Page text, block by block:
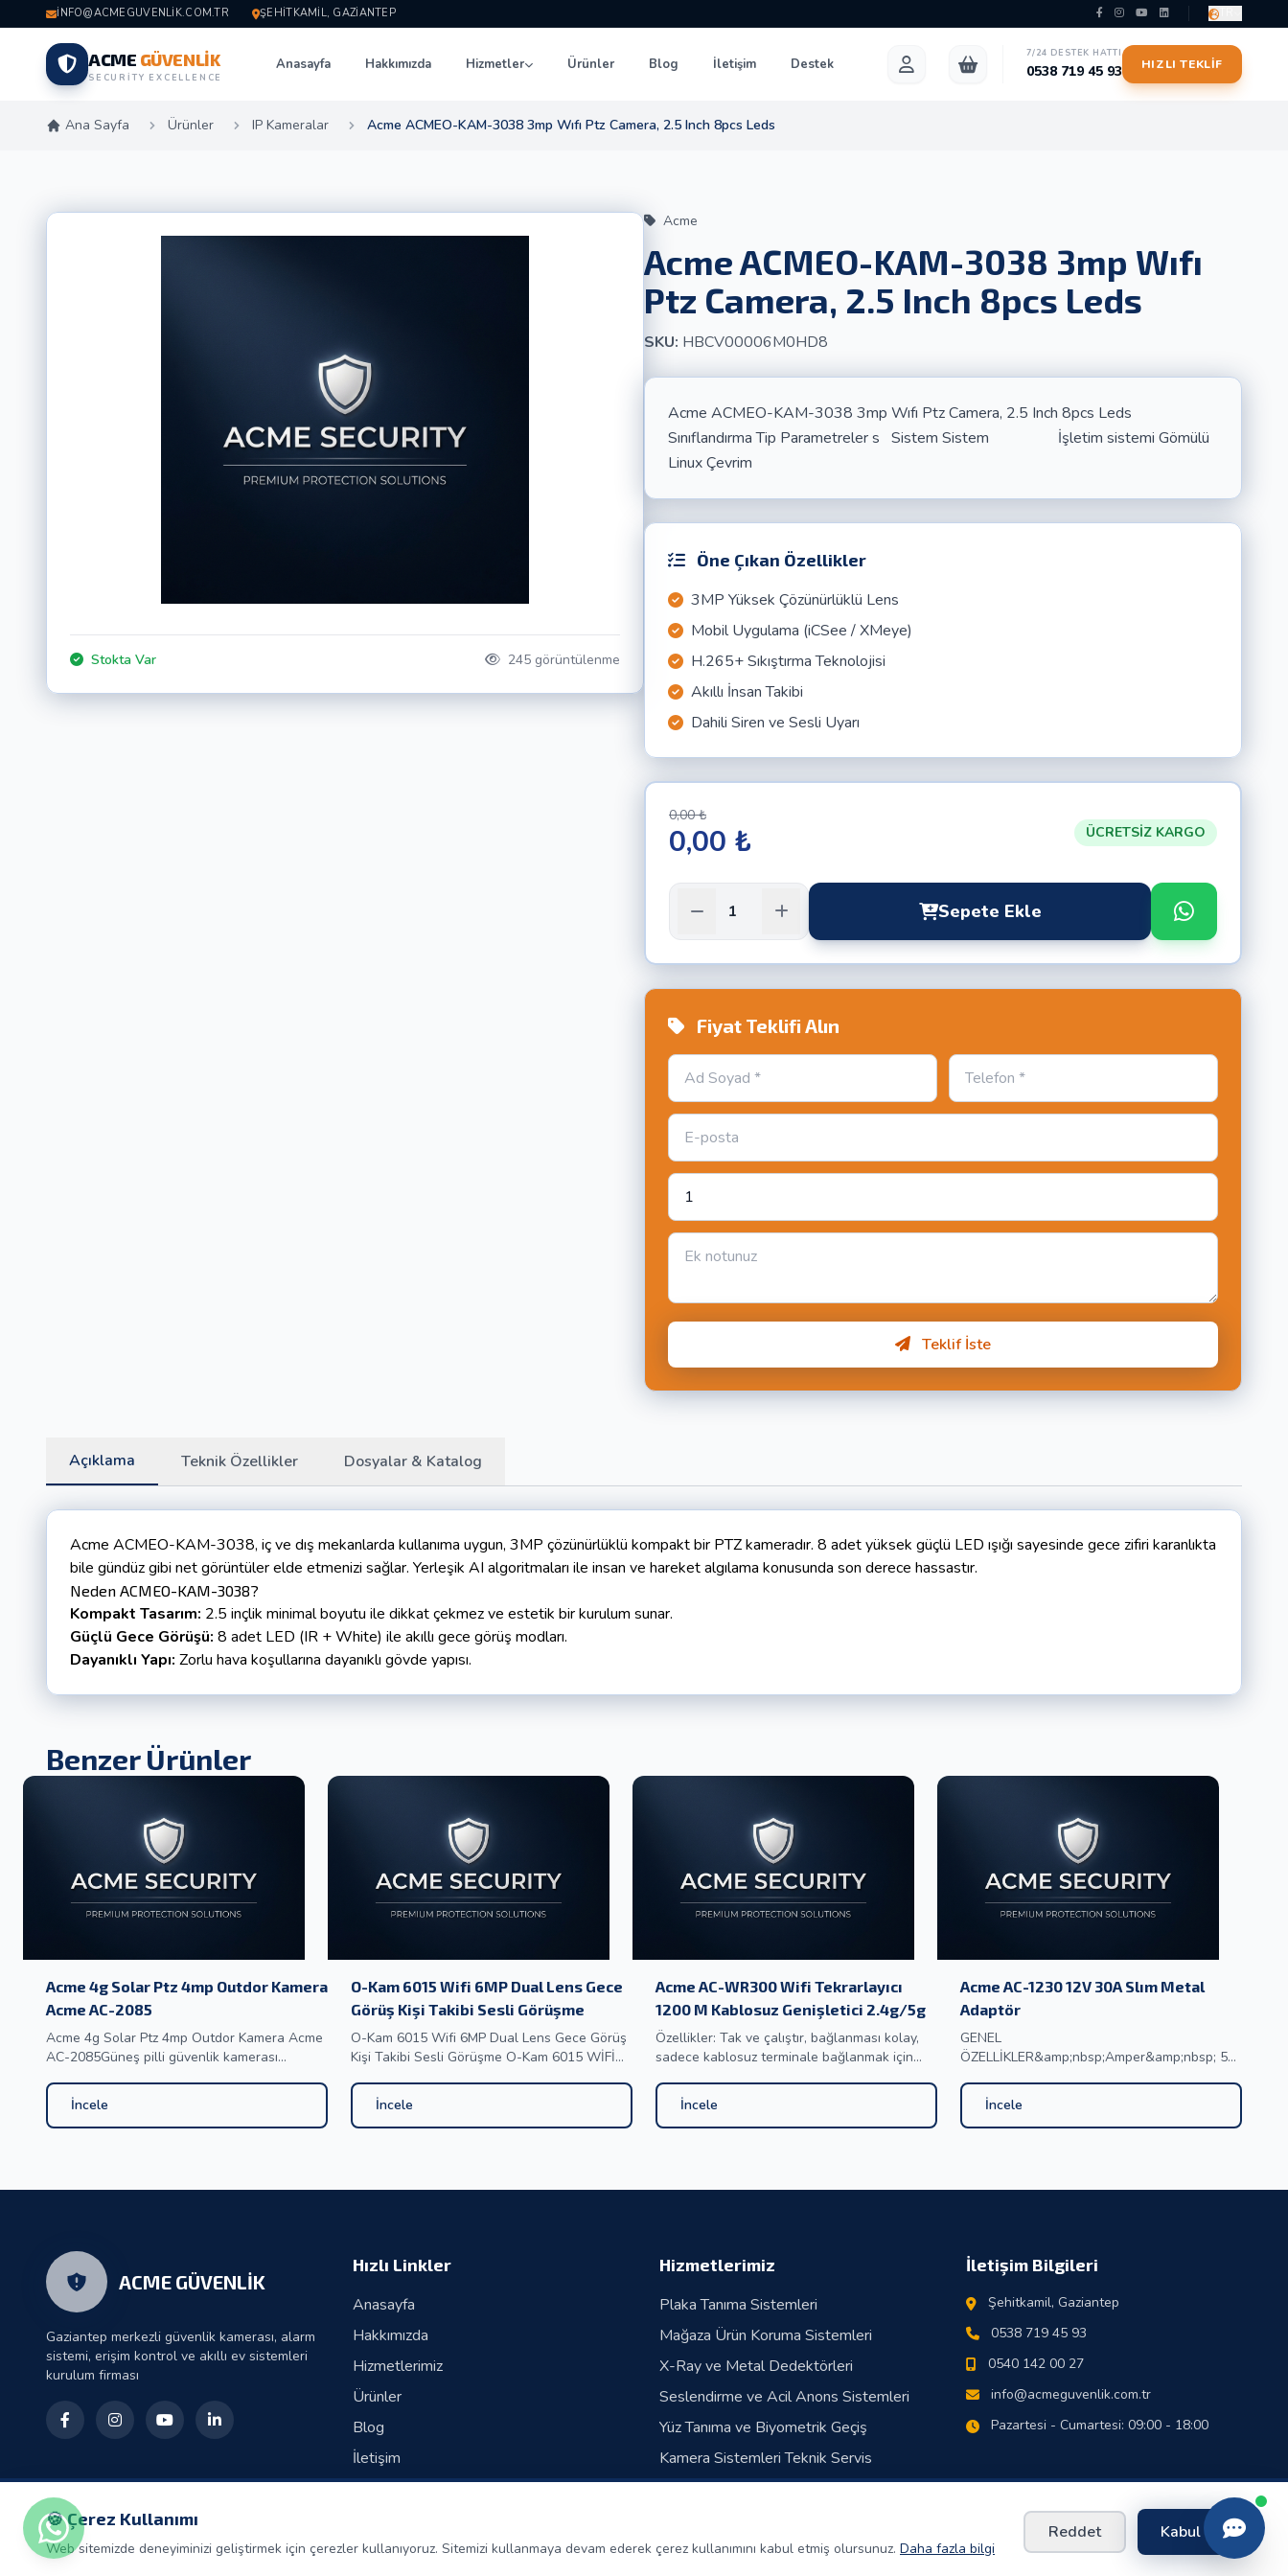
INFO@ACMEGUVENLIK.COM.TR ŞEHITKAMIL, GAZIANTEP
ACME GÜVENLİK
SECURITY EXCELLENCE
Anasayfa Hakkımızda Hizmetler Ürünler Blog İletişim Destek
7/24 DESTEK HATTI
0538 719 45 93 HIZLI TEKLIF
Ana Sayfa Ürünler IP Kameralar Acme ACMEO-KAM-3038 3mp Wıfı Ptz Camera, 2.5 Inch 8pcs Leds
Stokta Var 245 görüntülenme
Acme
Acme ACMEO-KAM-3038 3mp Wıfı
Ptz Camera, 2.5 Inch 8pcs Leds
SKU: HBCV00006M0HD8
Acme ACMEO-KAM-3038 3mp Wıfı Ptz Camera, 2.5 Inch 8pcs Leds
Sınıflandırma Tip Parametreler s Sistem Sistem İşletim sistemi Gömülü
Linux Çevrim
Öne Çıkan Özellikler
3MP Yüksek Çözünürlüklü Lens
Mobil Uygulama (iCSee / XMeye)
H.265+ Sıkıştırma Teknolojisi
Akıllı İnsan Takibi
Dahili Siren ve Sesli Uyarı
0,00 ₺
0,00 ₺ ÜCRETSİZ KARGO
Sepete Ekle
Fiyat Teklifi Alın
Teklif İste
Açıklama Teknik Özellikler Dosyalar & Katalog
Acme ACMEO-KAM-3038, iç ve dış mekanlarda kullanıma uygun, 3MP çözünürlüklü kompakt bir PTZ kameradır. 8 adet yüksek güçlü LED ışığı sayesinde gece zifiri karanlıkta
bile gündüz gibi net görüntüler elde etmenizi sağlar. Yerleşik AI algoritmaları ile insan ve hareket algılama konusunda son derece hassastır.
Neden ACMEO-KAM-3038?
Kompakt Tasarım: 2.5 inçlik minimal boyutu ile dikkat çekmez ve estetik bir kurulum sunar.
Güçlü Gece Görüşü: 8 adet LED (IR + White) ile akıllı gece görüş modları.
Dayanıklı Yapı: Zorlu hava koşullarına dayanıklı gövde yapısı.
Benzer Ürünler
Acme 4g Solar Ptz 4mp Outdor Kamera
Acme AC-2085
Acme 4g Solar Ptz 4mp Outdor Kamera Acme
AC-2085Güneş pilli güvenlik kamerası
UboxÇözünürlük: 3MP/4MP (HD2K) stokta4G
kamera, global %99 GSM bant frekansını
desteklerABD/CA/AU/Avrupa/Asya/Japonya/Orta
İncele
O-Kam 6015 Wifi 6MP Dual Lens Gece
Görüş Kişi Takibi Sesli Görüşme
O-Kam 6015 Wifi 6MP Dual Lens Gece Görüş
Kişi Takibi Sesli Görüşme O-Kam 6015 WİFİ
GECE GÖRÜŞ KİŞİ TAKİBİ SESLİ TÜRKÇE
AKILLI KAMERA O-Kam 6015 Dual Lens Wifi
Kamera O-Kam Pro 6015 6MP Dual Lens 360°
İncele
Acme AC-WR300 Wifi Tekrarlayıcı
1200 M Kablosuz Genişletici 2.4g/5g
Özellikler: Tak ve çalıştır, bağlanması kolay,
sadece kablosuz terminale bağlanmak için
kablosuz İnternet erişimi elde
edebilirsiniz.WiFi&#039;de kör nokta olmaması
ve ağa her yerden bağlanabilmeniz için sinyali
İncele
Acme AC-1230 12V 30A Slım Metal
Adaptör
GENEL
ÖZELLİKLER&amp;nbsp;Amper&amp;nbsp; 5A
/&amp;nbsp;Voltaj&amp;nbsp; &amp;nbsp; 12
VÇalışma Voltajı&amp;nbsp;&amp;nbsp; 180-
220V AC ARASI TAM
İncele
ACME GÜVENLİK
Gaziantep merkezli güvenlik kamerası, alarm
sistemi, erişim kontrol ve akıllı ev sistemleri
kurulum firması
Hızlı Linkler
Anasayfa
Hakkımızda
Hizmetlerimiz
Ürünler
Blog
İletişim
Hizmetlerimiz
Plaka Tanıma Sistemleri
Mağaza Ürün Koruma Sistemleri
X-Ray ve Metal Dedektörleri
Seslendirme ve Acil Anons Sistemleri
Yüz Tanıma ve Biyometrik Geçiş
Kamera Sistemleri Teknik Servis
İletişim Bilgileri
Şehitkamil, Gaziantep
0538 719 45 93
0540 142 00 27
info@acmeguvenlik.com.tr
Pazartesi - Cumartesi: 09:00 - 18:00
© 2026 ACME GÜVENLİK. Tüm hakları saklıdır. Gizlilik Politikası KVKK Site Haritası
🍪 Çerez Kullanımı
Web sitemizde deneyiminizi geliştirmek için çerezler kullanıyoruz. Sitemizi kullanmaya devam ederek çerez kullanımını kabul etmiş olursunuz. Daha fazla bilgi
Reddet Kabul Et